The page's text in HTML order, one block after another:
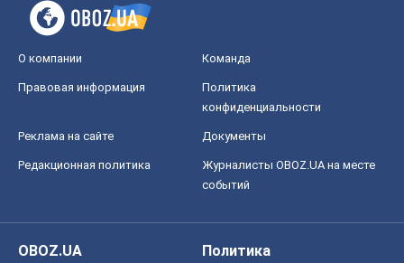
О компании Команда
Правовая информация
Политика
конфиденциальности
Реклама на сайте Документы
Редакционная политика
Журналисты OBOZ.UA на месте
событий
OBOZ.UA
Политика